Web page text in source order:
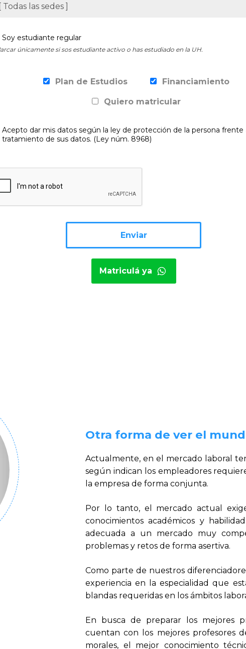
Soy estudiante regular
únicamente si sos estudiante activo o has estudiado en la UH.
Plan de Estudios Financiamiento
Quiero matricular
Acepto dar mis datos según la ley de protección de la persona frente
tratamiento de sus datos. (Ley núm. 8968)
Matriculá ya
Otra forma de ver el
Actualmente, en el mercado laboral
según indican los empleadores
la empresa de forma conjunta.
Por lo tanto, el mercado actual
conocimientos académicos y
adecuada a un mercado muy
problemas y retos de forma asertiva.
Como parte de nuestros
experiencia en la especialidad que
blandas requeridas en los ámbitos
En busca de preparar los mejores
cuentan con los mejores profesores
morales, el mejor conocimiento